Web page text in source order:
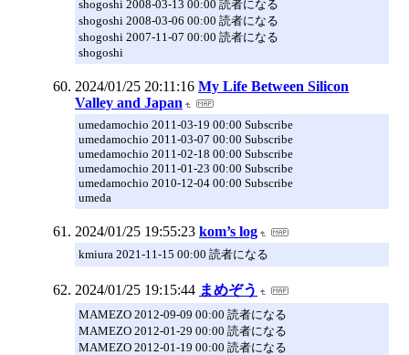
shogoshi 2008-03-13 00:00 読者になる
shogoshi 2008-03-06 00:00 読者になる
shogoshi 2007-11-07 00:00 読者になる
shogoshi
2024/01/25 20:11:16 My Life Between Silicon
Valley and Japan
umedamochio 2011-03-19 00:00 Subscribe
umedamochio 2011-03-07 00:00 Subscribe
umedamochio 2011-02-18 00:00 Subscribe
umedamochio 2011-01-23 00:00 Subscribe
umedamochio 2010-12-04 00:00 Subscribe
umeda
2024/01/25 19:55:23 kom’s log
kmiura 2021-11-15 00:00 読者になる
2024/01/25 19:15:44 まめぞう
MAMEZO 2012-09-09 00:00 読者になる
MAMEZO 2012-01-29 00:00 読者になる
MAMEZO 2012-01-19 00:00 読者になる